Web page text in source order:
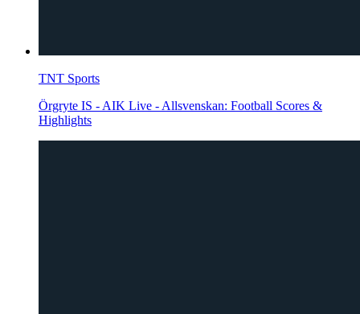
TNT Sports
Örgryte IS - AIK Live - Allsvenskan: Football Scores &
Highlights